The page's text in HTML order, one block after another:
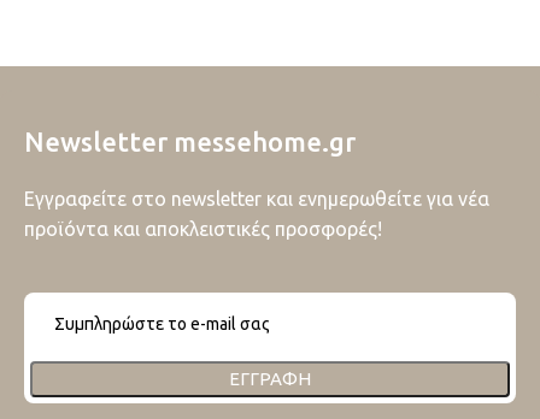
Newsletter messehome.gr
Εγγραφείτε στο newsletter και ενημερωθείτε για νέα
προϊόντα και αποκλειστικές προσφορές!
ΕΓΓΡΑΦΉ